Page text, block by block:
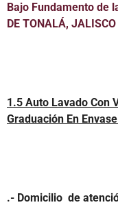
Bajo Fundamento de
DE TONALÁ,
1.5 Auto Lavado Con
Graduación En
.- Domicilio de